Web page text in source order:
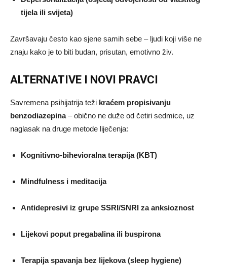
tijela ili svijeta)
Završavaju često kao sjene samih sebe – ljudi koji više ne
znaju kako je to biti budan, prisutan, emotivno živ.
ALTERNATIVE I NOVI PRAVCI
Savremena psihijatrija teži kraćem propisivanju
benzodiazepina– obično ne duže od četiri sedmice, uz
naglasak na druge metode liječenja:
Kognitivno-bihevioralna terapija (KBT)
Mindfulness i meditacija
Antidepresivi iz grupe SSRI/SNRI za anksioznost
Lijekovi poput pregabalina ili buspirona
Terapija spavanja bez lijekova (sleep hygiene)